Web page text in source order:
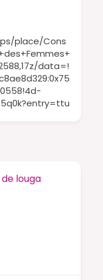
place/Cons
data=!
louga